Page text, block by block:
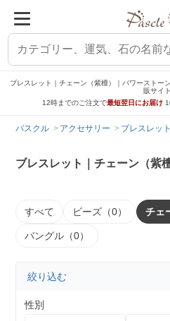
ブレスレット｜チェーン（紫檀）｜パワーストー
販サイト
12時までのご注文で最短翌日にお届け
パスクル アクセサリー ブレスレット
ブレスレット｜チェーン（紫檀
すべて ビーズ（0） チェ
バングル（0）
絞り込む
性別